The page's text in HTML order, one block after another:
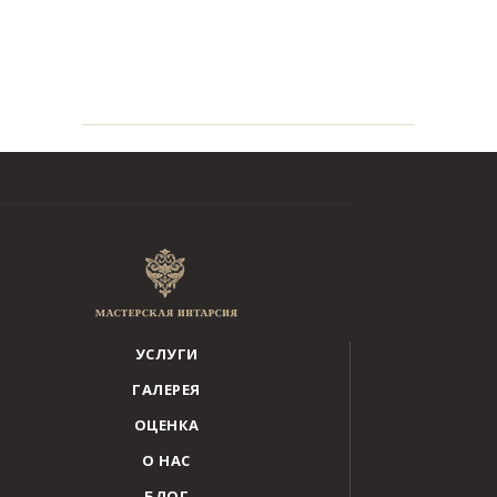
УСЛУГИ
ГАЛЕРЕЯ
ОЦЕНКА
О НАС